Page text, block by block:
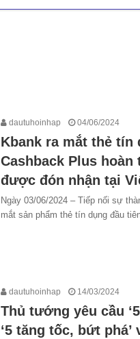
dautuhoinhap 04/06/2024
Kbank ra mắt thẻ tín
Cashback Plus hoàn
được đón nhận tại
Ngày 03/06/2024 – Tiếp nối sự
mắt sản phẩm thẻ tín dụng đầu
dautuhoinhap 14/03/2024
Thủ tướng yêu cầu ‘5
‘5 tăng tốc, bứt